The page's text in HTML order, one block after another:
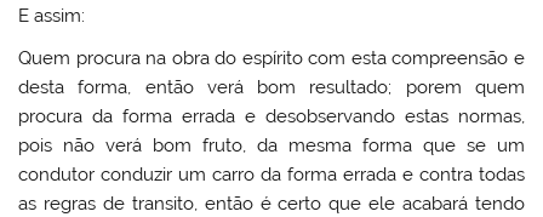
E assim:
Quem procura na obra do espírito com esta compreensão e
desta forma, então verá bom resultado; porem quem
procura da forma errada e desobservando estas normas,
pois não verá bom fruto, da mesma forma que se um
condutor conduzir um carro da forma errada e contra todas
as regras de transito, então é certo que ele acabará tendo